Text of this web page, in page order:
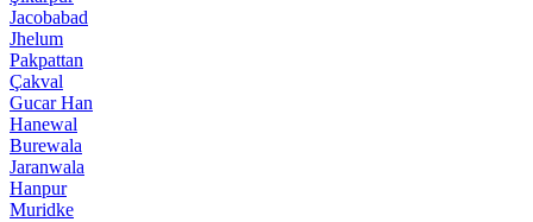
Jacobabad
Jhelum
Pakpattan
Çakval
Gucar Han
Hanewal
Burewala
Jaranwala
Hanpur
Muridke